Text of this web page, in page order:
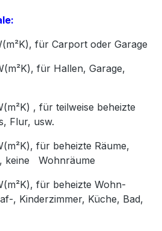
für Carport oder Garage
für Hallen, Garage,
, für teilweise beheizte
Flur, usw.
für beheizte Räume,
keine Wohnräume
für beheizte Wohn-
, Kinderzimmer, Küche, Bad,